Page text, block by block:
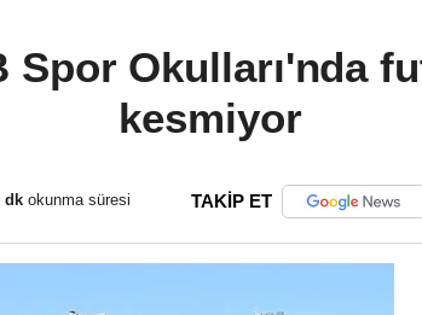
Okulları'nda
kesmiyor
dk okunma süresi TAKİP ET